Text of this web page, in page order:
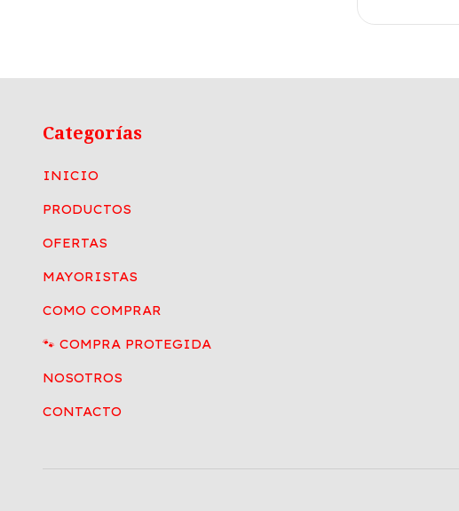
Categorías
INICIO
PRODUCTOS
OFERTAS
MAYORISTAS
COMO COMPRAR
🐾 COMPRA PROTEGIDA
NOSOTROS
CONTACTO